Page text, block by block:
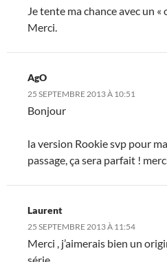
Je tente ma chance avec un «
Merci.
AgO
25 SEPTEMBRE 2013 À 10:51
Bonjour
la version Rookie svp pour
passage, ça sera parfait !
Laurent
25 SEPTEMBRE 2013 À 11:54
Merci , j’aimerais bien un